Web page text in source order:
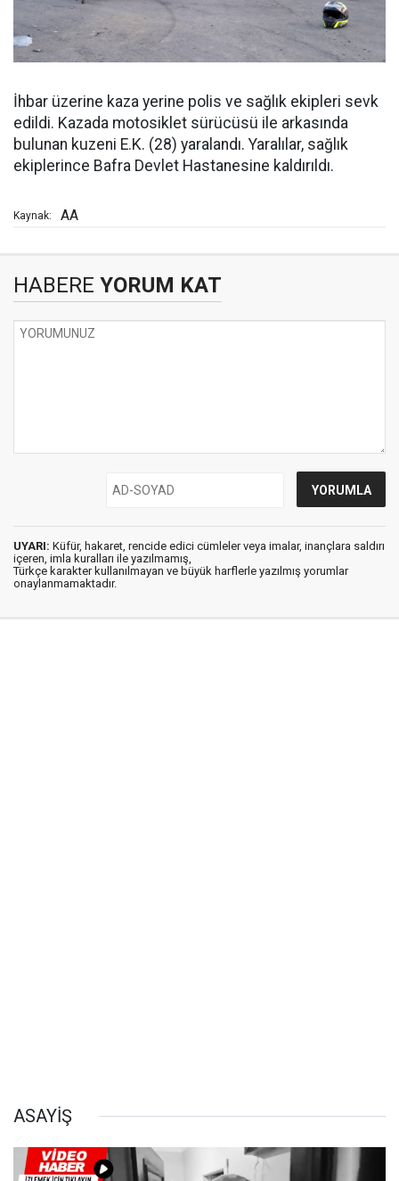
İhbar üzerine kaza yerine polis ve sağlık ekipleri sevk
edildi. Kazada motosiklet sürücüsü ile arkasında
bulunan kuzeni E.K. (28) yaralandı. Yaralılar, sağlık
ekiplerince Bafra Devlet Hastanesine kaldırıldı.
Kaynak: AA
HABERE YORUM KAT
UYARI: Küfür, hakaret, rencide edici cümleler veya imalar, inançlara saldırı
içeren, imla kuralları ile yazılmamış,
Türkçe karakter kullanılmayan ve büyük harflerle yazılmış yorumlar
onaylanmamaktadır.
ASAYİŞ